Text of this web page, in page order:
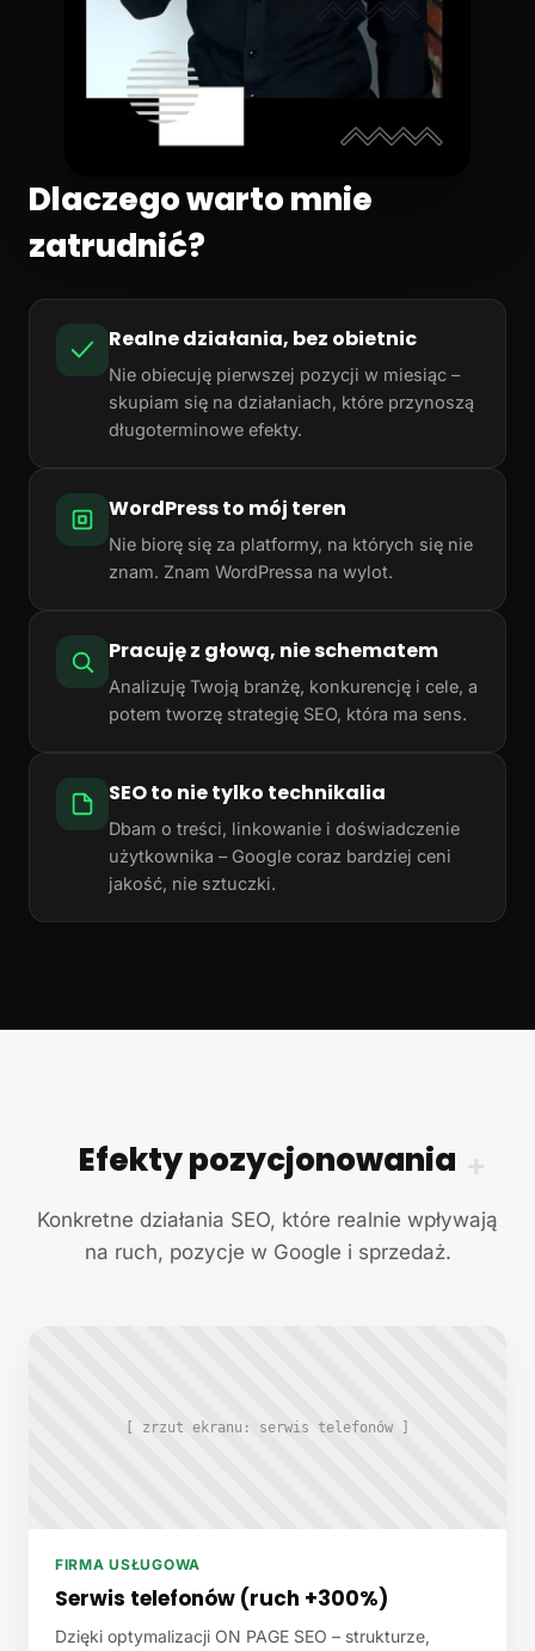
Dlaczego warto mnie
zatrudnić?
Realne działania, bez obietnic
Nie obiecuję pierwszej pozycji w miesiąc –
skupiam się na działaniach, które przynoszą
długoterminowe efekty.
WordPress to mój teren
Nie biorę się za platformy, na których się nie
znam. Znam WordPressa na wylot.
Pracuję z głową, nie schematem
Analizuję Twoją branżę, konkurencję i cele, a
potem tworzę strategię SEO, która ma sens.
SEO to nie tylko technikalia
Dbam o treści, linkowanie i doświadczenie
użytkownika – Google coraz bardziej ceni
jakość, nie sztuczki.
+
Efekty pozycjonowania
Konkretne działania SEO, które realnie wpływają
na ruch, pozycje w Google i sprzedaż.
[ zrzut ekranu: serwis telefonów ]
FIRMA USŁUGOWA
Serwis telefonów (ruch +300%)
Dzięki optymalizacji ON PAGE SEO – strukturze,